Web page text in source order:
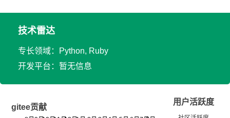
技术雷达
专长领域：Python, Ruby
开发平台：暂无信息
gitee贡献
用户活跃度